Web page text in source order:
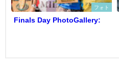
フォト
Finals Day PhotoGallery: